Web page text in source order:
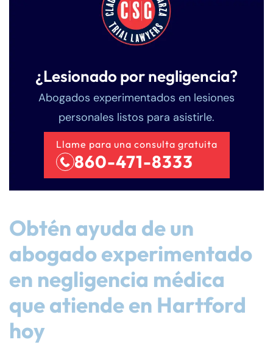
¿Lesionado por negligencia?
Abogados experimentados en lesiones
personales listos para asistirle.
Llame para una consulta gratuita
860-471-8333
Obtén ayuda de un
abogado experimentado
en negligencia médica
que atiende en Hartford
hoy